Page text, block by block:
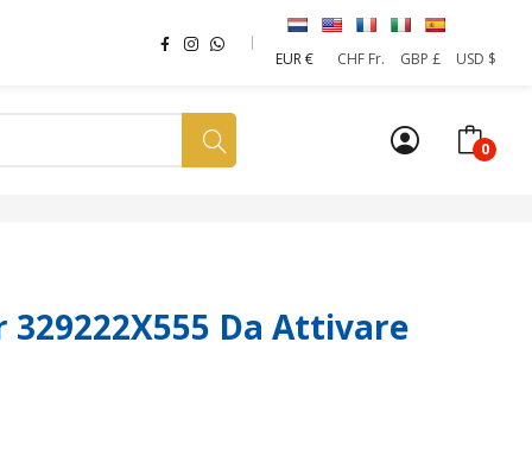
EUR €
CHF Fr. GBP £ USD $
0
Da Attivare